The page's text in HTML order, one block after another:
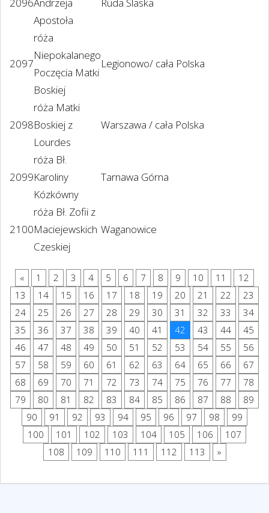
Apostoła
2097
róża
Niepokalanego
Poczęcia Matki
Boskiej
Legionowo/ cała Polska
2098
róża Matki
Boskiej z
Lourdes
Warszawa / cała Polska
2099
róża Bł.
Karoliny
Kózkówny
Tarnawa Górna
2100
róża Bł. Zofii z
Maciejewskich
Czeskiej
Waganowice
« 1 2 3 4 5 6 7 8 9 10 11
12
13
14 15 16 17 18 19 20 21 22
23
24
25 26 27 28 29 30 31 32 33
34
35
36 37 38 39 40 41 42 43 44
45
46
47 48 49 50 51 52 53 54 55
56
57
58 59 60 61 62 63 64 65 66
67
68
69 70 71 72 73 74 75 76 77
78
79
80 81 82 83 84 85 86 87 88
89
90
91 92 93 94 95 96 97 98
99
100
101 102 103 104 105 106
107
108
109 110 111 112 113 »